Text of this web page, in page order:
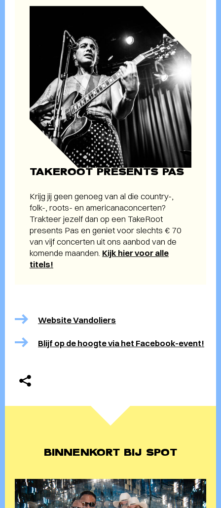
TAKEROOT PRESENTS PAS
Krijg jij geen genoeg van al die country-,
folk-, roots- en americanaconcerten?
Trakteer jezelf dan op een TakeRoot
presents Pas en geniet voor slechts € 70
van vijf concerten uit ons aanbod van de
komende maanden. Kijk hier voor alle
titels!
Website Vandoliers
Blijf op de hoogte via het Facebook-event!
BINNENKORT BIJ SPOT